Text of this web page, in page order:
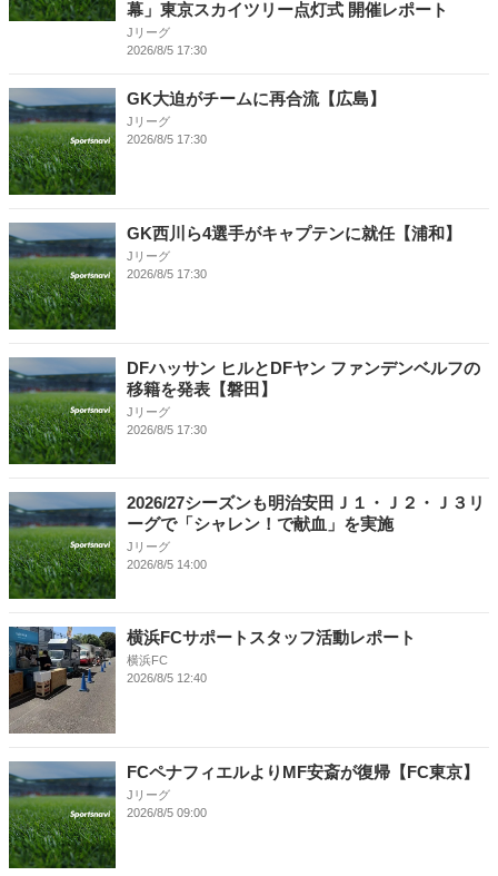
幕」東京スカイツリー点灯式 開催レポート
Jリーグ
2026/8/5 17:30
GK大迫がチームに再合流【広島】
Jリーグ
2026/8/5 17:30
GK西川ら4選手がキャプテンに就任【浦和】
Jリーグ
2026/8/5 17:30
DFハッサン ヒルとDFヤン ファンデンベルフの
移籍を発表【磐田】
Jリーグ
2026/8/5 17:30
2026/27シーズンも明治安田Ｊ１・Ｊ２・Ｊ３リ
ーグで「シャレン！で献血」を実施
Jリーグ
2026/8/5 14:00
横浜FCサポートスタッフ活動レポート
横浜FC
2026/8/5 12:40
FCペナフィエルよりMF安斎が復帰【FC東京】
Jリーグ
2026/8/5 09:00